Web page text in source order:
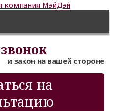
и закон на вашей стороне
на